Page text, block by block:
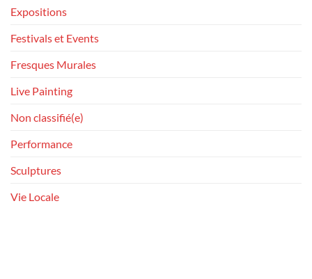
Expositions
Festivals et Events
Fresques Murales
Live Painting
Non classifié(e)
Performance
Sculptures
Vie Locale